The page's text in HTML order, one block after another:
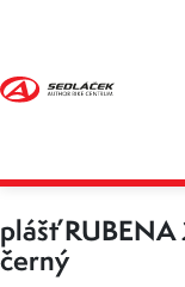
plášť RUBENA
černý